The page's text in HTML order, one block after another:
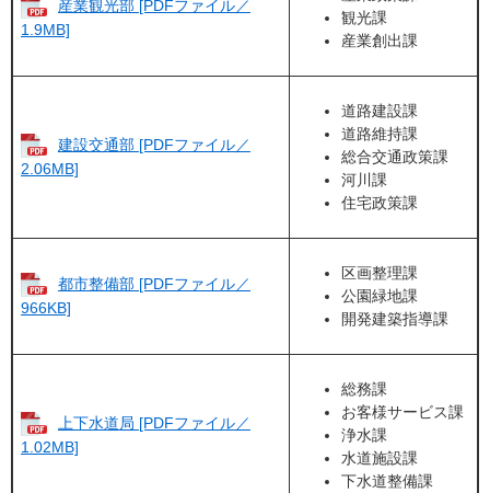
産業観光部 [PDFファイル／
1.9MB]
観光課
産業創出課
建設交通部 [PDFファイル／
2.06MB]
道路建設課
道路維持課
総合交通政策課
河川課
住宅政策課
都市整備部 [PDFファイル／
966KB]
区画整理課
公園緑地課
開発建築指導課
上下水道局 [PDFファイル／
1.02MB]
総務課
お客様サービス課
浄水課
水道施設課
下水道整備課